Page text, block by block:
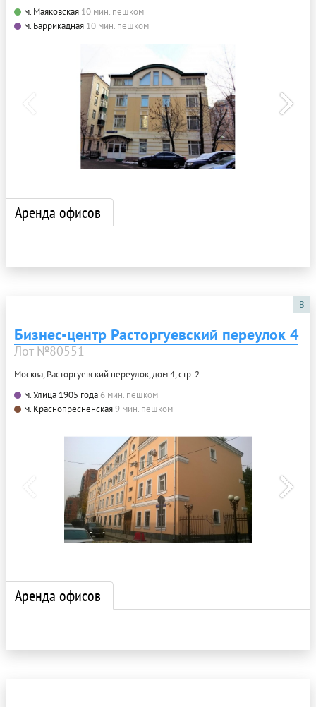
м. Маяковская 10 мин. пешком
м. Баррикадная 10 мин. пешком
Аренда офисов
B
Бизнес-центр Расторгуевский переулок 4
Лот №80551
Москва, Расторгуевский переулок, дом 4, стр. 2
м. Улица 1905 года 6 мин. пешком
м. Краснопресненская9 мин. пешком
Аренда офисов